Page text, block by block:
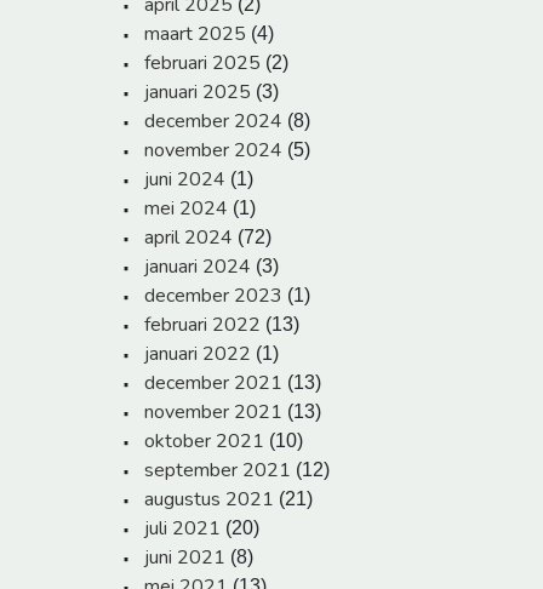
(2)
maart 2025 (4)
februari 2025 (2)
januari 2025 (3)
december 2024 (8)
november 2024 (5)
juni 2024 (1)
mei 2024 (1)
april 2024 (72)
januari 2024 (3)
december 2023 (1)
februari 2022 (13)
januari 2022 (1)
december 2021 (13)
november 2021 (13)
oktober 2021 (10)
september 2021 (12)
augustus 2021 (21)
juli 2021 (20)
juni 2021 (8)